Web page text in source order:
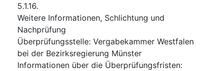
5.1.16.
Weitere Informationen, Schlichtung und
Nachprüfung
Überprüfungsstelle: Vergabekammer Westfalen
bei der Bezirksregierung Münster
Informationen über die Überprüfungsfristen: